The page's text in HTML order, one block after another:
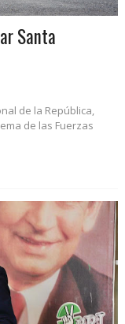
Santa
de la República,
de las Fuerzas